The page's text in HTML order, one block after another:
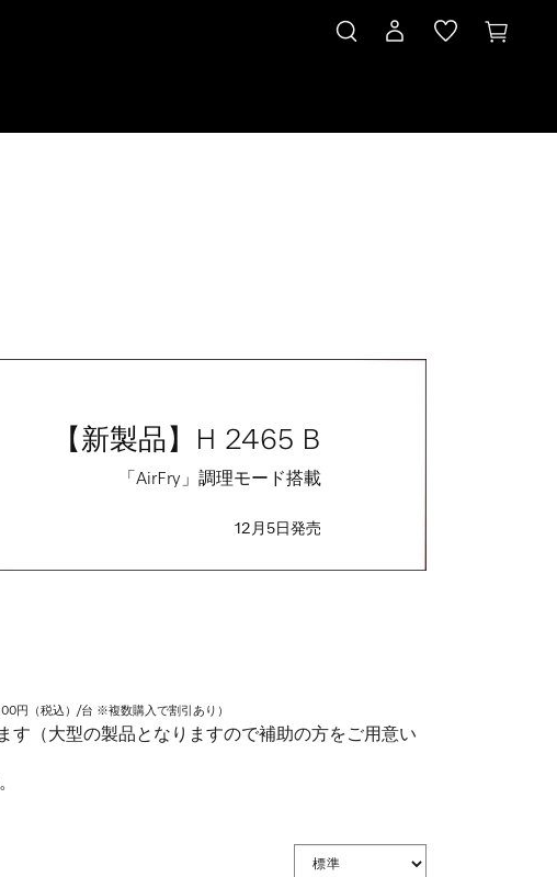
【新製品】H 2465 B
「AirFry」調理モード搭載
12月5日発売
円（税込）/台 ※複数購入で割引あり）
す（大型の製品となりますので補助の方をご用意い